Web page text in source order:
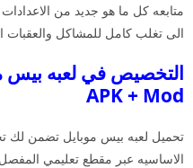
متابعه كل ما هو جديد من
الى تغلب كامل للمشاكل والعقبات
APK + Mod
تحميل لعبه بيس موبايل تضمن لك
الاساسيه عبر مقطع تعليمي